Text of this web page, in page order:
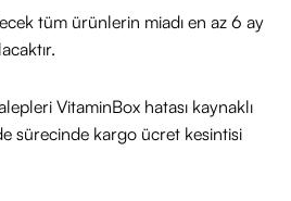
tüm ürünlerin miadı en az 6 ay
VitaminBox hatası kaynaklı
sürecinde kargo ücret kesintisi